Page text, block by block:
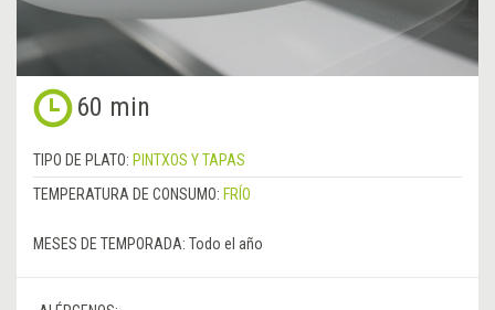
60 min
TIPO DE PLATO: PINTXOS Y TAPAS
TEMPERATURA DE CONSUMO: FRÍO
MESES DE TEMPORADA: Todo el año